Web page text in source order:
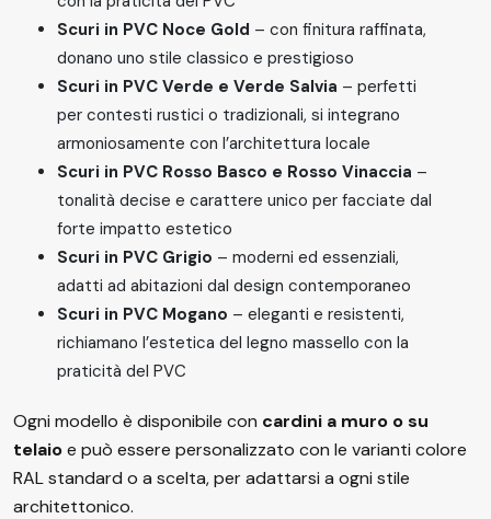
Scuri in PVC Noce Gold – con finitura raffinata,
donano uno stile classico e prestigioso
Scuri in PVC Verde e Verde Salvia – perfetti
per contesti rustici o tradizionali, si integrano
armoniosamente con l’architettura locale
Scuri in PVC Rosso Basco e Rosso Vinaccia –
tonalità decise e carattere unico per facciate dal
forte impatto estetico
Scuri in PVC Grigio – moderni ed essenziali,
adatti ad abitazioni dal design contemporaneo
Scuri in PVC Mogano – eleganti e resistenti,
richiamano l’estetica del legno massello con la
praticità del PVC
Ogni modello è disponibile con cardini a muro o su
telaioe può essere personalizzato con le varianti colore
RAL standard o a scelta, per adattarsi a ogni stile
architettonico.